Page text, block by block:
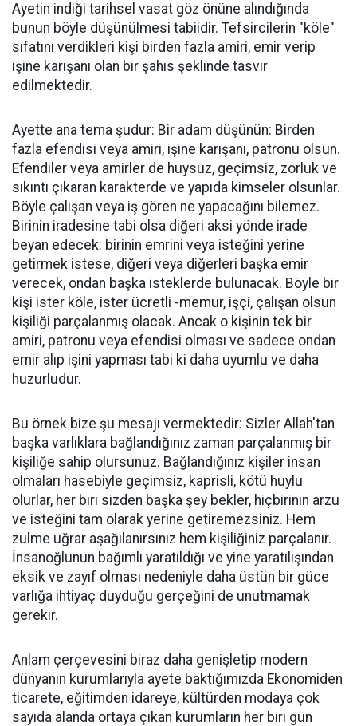
Ayetin indiği tarihsel vasat göz önüne alındığında
bunun böyle düşünülmesi tabiidir. Tefsircilerin "köle"
sıfatını verdikleri kişi birden fazla amiri, emir verip
işine karışanı olan bir şahıs şeklinde tasvir
edilmektedir.
Ayette ana tema şudur: Bir adam düşünün: Birden
fazla efendisi veya amiri, işine karışanı, patronu olsun.
Efendiler veya amirler de huysuz, geçimsiz, zorluk ve
sıkıntı çıkaran karakterde ve yapıda kimseler olsunlar.
Böyle çalışan veya iş gören ne yapacağını bilemez.
Birinin iradesine tabi olsa diğeri aksi yönde irade
beyan edecek: birinin emrini veya isteğini yerine
getirmek istese, diğeri veya diğerleri başka emir
verecek, ondan başka isteklerde bulunacak. Böyle bir
kişi ister köle, ister ücretli -memur, işçi, çalışan olsun
kişiliği parçalanmış olacak. Ancak o kişinin tek bir
amiri, patronu veya efendisi olması ve sadece ondan
emir alıp işini yapması tabi ki daha uyumlu ve daha
huzurludur.
Bu örnek bize şu mesajı vermektedir: Sizler Allah'tan
başka varlıklara bağlandığınız zaman parçalanmış bir
kişiliğe sahip olursunuz. Bağlandığınız kişiler insan
olmaları hasebiyle geçimsiz, kaprisli, kötü huylu
olurlar, her biri sizden başka şey bekler, hiçbirinin arzu
ve isteğini tam olarak yerine getiremezsiniz. Hem
zulme uğrar aşağılanırsınız hem kişiliğiniz parçalanır.
İnsanoğlunun bağımlı yaratıldığı ve yine yaratılışından
eksik ve zayıf olması nedeniyle daha üstün bir güce
varlığa ihtiyaç duyduğu gerçeğini de unutmamak
gerekir.
Anlam çerçevesini biraz daha genişletip modern
dünyanın kurumlarıyla ayete baktığımızda Ekonomiden
ticarete, eğitimden idareye, kültürden modaya çok
sayıda alanda ortaya çıkan kurumların her biri gün